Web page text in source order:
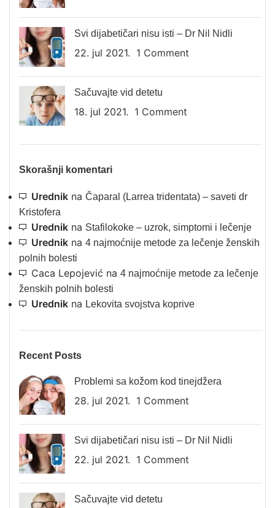
Svi dijabetičari nisu isti – Dr Nil Nidli
22. jul 2021. 1 Comment
Sačuvajte vid detetu
18. jul 2021. 1 Comment
Skorašnji komentari
Urednik na Čaparal (Larrea tridentata) – saveti dr
Kristofera
Urednik na Stafilokoke – uzrok, simptomi i lečenje
Urednik na 4 najmoćnije metode za lečenje ženskih
polnih bolesti
Caca Lepojević na 4 najmoćnije metode za lečenje
ženskih polnih bolesti
Urednik na Lekovita svojstva koprive
Recent Posts
Problemi sa kožom kod tinejdžera
28. jul 2021. 1 Comment
Svi dijabetičari nisu isti – Dr Nil Nidli
22. jul 2021. 1 Comment
Sačuvajte vid detetu